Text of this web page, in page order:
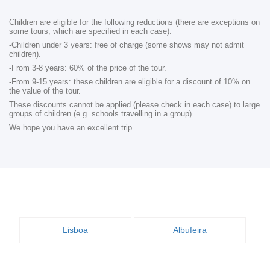
Children are eligible for the following reductions (there are exceptions on
some tours, which are specified in each case):
-Children under 3 years: free of charge (some shows may not admit
children).
-From 3-8 years: 60% of the price of the tour.
-From 9-15 years: these children are eligible for a discount of 10% on
the value of the tour.
These discounts cannot be applied (please check in each case) to large
groups of children (e.g. schools travelling in a group).
We hope you have an excellent trip.
Lisboa Albufeira